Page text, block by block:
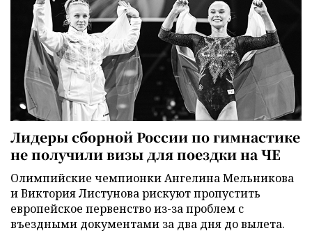
Лидеры сборной России по гимнастике
не получили визы для поездки на ЧЕ
Олимпийские чемпионки Ангелина Мельникова
и Виктория Листунова рискуют пропустить
европейское первенство из-за проблем с
въездными документами за два дня до вылета.